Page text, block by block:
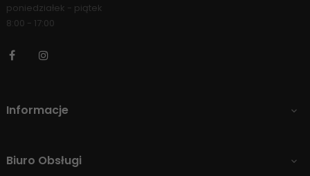
poniedziałek - piątek
8:00 - 17:00
Facebook
Informacje 
Biuro Obsługi 